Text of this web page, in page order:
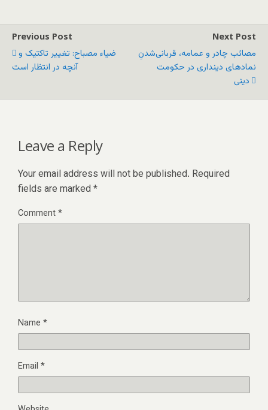
Previous Post
ضیاء مصباح: تغییر تاکتیک و
آنچه در انتظار است
Next Post
مصائب چادر و عمامه، قربانی‌شدنِ
نمادهای دینداری در حکومت
دینی
Leave a Reply
Your email address will not be published. Required
fields are marked *
Comment*
Name *
Email *